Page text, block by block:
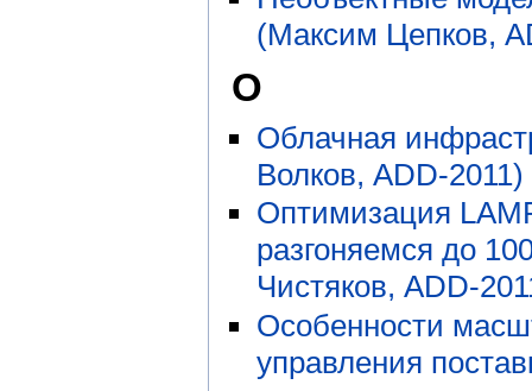
(Максим Цепков,
О
Облачная
Волков, ADD-2011)
Оптимизация
разгоняемся до
Чистяков, ADD-
Особенности
управления